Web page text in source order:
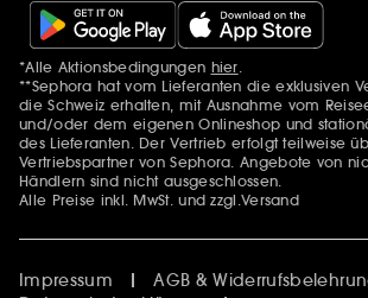
Zusätzlich Erwähnungen
*Alle Aktionsbedingungen hier.
**Sephora hat vom Lieferanten die exklusiven
die Schweiz erhalten, mit Ausnahme vom
und/oder dem eigenen Onlineshop und
des Lieferanten. Der Vertrieb erfolgt teilweise
Vertriebspartner von Sephora. Angebote von
Händlern sind nicht ausgeschlossen.
Alle Preise inkl. MwSt. und zzgl.Versand
Impressum
AGB &